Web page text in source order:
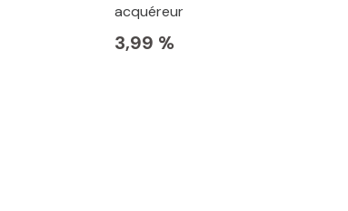
acquéreur
3,99 %